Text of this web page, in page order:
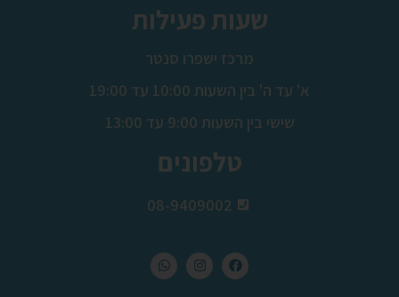
שעות פעילות
מרכז ישפרו סנטר
א' עד ה' בין השעות 10:00 עד 19:00
שישי בין השעות 9:00 עד 13:00
טלפונים
08-9409002